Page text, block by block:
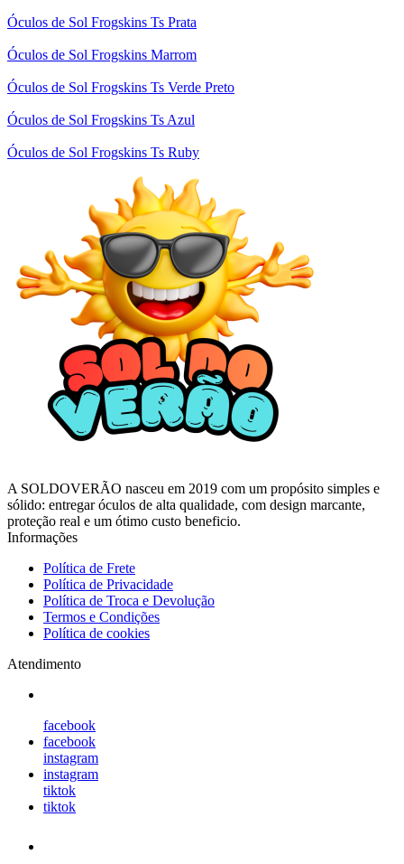
Óculos de Sol Frogskins Ts Prata
Óculos de Sol Frogskins Marrom
Óculos de Sol Frogskins Ts Verde Preto
Óculos de Sol Frogskins Ts Azul
Óculos de Sol Frogskins Ts Ruby
A SOLDOVERÃO nasceu em 2019 com um propósito simples e
sólido: entregar óculos de alta qualidade, com design marcante,
proteção real e um ótimo custo beneficio.
Informações
Política de Frete
Política de Privacidade
Política de Troca e Devolução
Termos e Condições
Política de cookies
Atendimento
facebook
facebook
instagram
instagram
tiktok
tiktok